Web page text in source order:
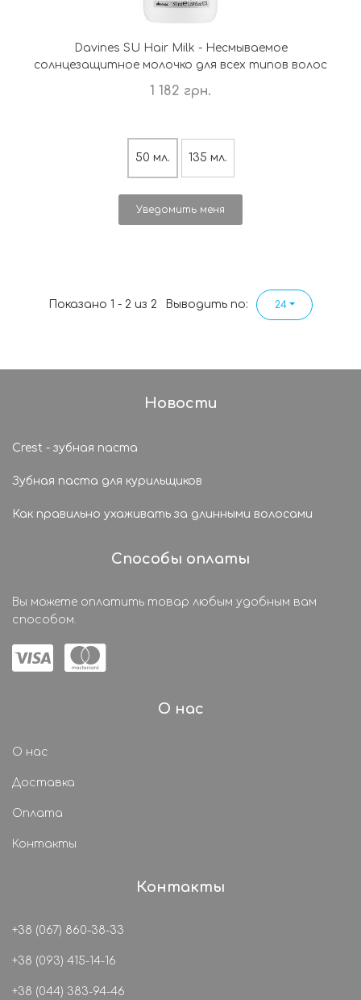
Davines SU Hair Milk - Несмываемое
солнцезащитное молочко для всех типов волос
1 182 грн.
50 мл. 135 мл.
Уведомить меня
Показано 1 - 2 из 2 Выводить по: 24
Новости
Crest - зубная паста
Зубная паста для курильщиков
Как правильно ухаживать за длинными волосами
Способы оплаты
Вы можете оплатить товар любым удобным вам
способом.
О нас
О нас
Доставка
Оплата
Контакты
Контакты
+38 (067) 860-38-33
+38 (093) 415-14-16
+38 (044) 383-94-46